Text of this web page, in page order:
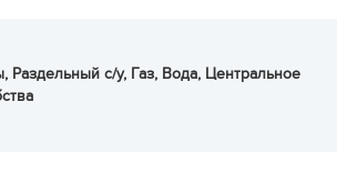
Раздельный с/у, Газ, Вода, Центральное